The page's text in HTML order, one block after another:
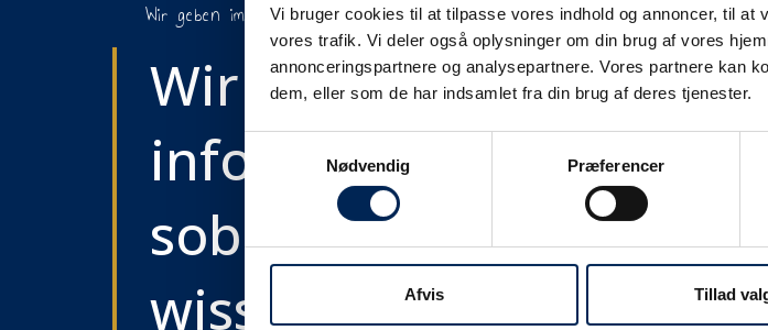
Vi bruger cookies til at tilpasse vores indhold og annoncer, til
vores trafik. Vi deler også oplysninger om din brug af vores
annonceringspartnere og analysepartnere. Vores partnere kan
dem, eller som de har indsamlet fra din brug af deres tjenester.
Nødvendig
Præferencer
Afvis Tillad
Wir geben immer Bescheid
Wir werden Sie
informieren,
sobald wir etwas
wissen....
upgedatet.
Wir legen
können also
Sobald wir
informieren.
Wir sind immer
Ihnen, dieser
mehr zu sagen